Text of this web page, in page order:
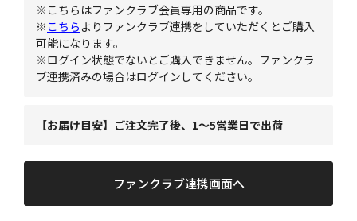
※こちらはファンクラブ会員専用の商品です。
※ こちら よりファンクラブ連携をしていただくとご購入
可能になります。
※ログイン状態でないとご購入できません。ファンクラ
ブ連携済みの場合はログインしてください。
【お届け目安】ご注文完了後、1～5営業日で出荷
ファンクラブ連携画面へ